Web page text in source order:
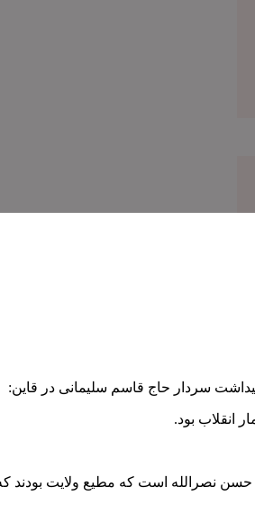
سردار حاج قاسم سلیمانی در قاین:
انقلاب بود.
نصرالله است که مطیع ولایت بودند